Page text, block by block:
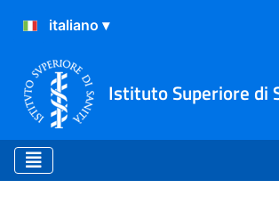
Istituto Superiore di